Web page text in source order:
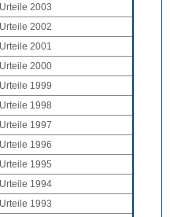
Urteile 2003
Urteile 2002
Urteile 2001
Urteile 2000
Urteile 1999
Urteile 1998
Urteile 1997
Urteile 1996
Urteile 1995
Urteile 1994
Urteile 1993